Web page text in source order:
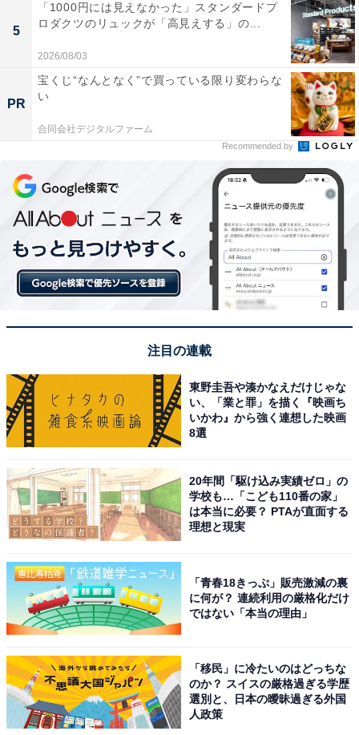
5
「1000円には見えなかった」スタンダードプ
ロダクツのリュックが「高見えする」の...
2026/08/03
PR
宝くじ“なんとなく”で買っている限り変わらな
い
合同会社デジタルファーム
Recommended by
注目の連載
東野圭吾や湊かなえだけじゃな
い、「業と罪」を描く『映画ち
いかわ』から強く連想した映画
8選
20年間「駆け込み実績ゼロ」の
学校も…「こども110番の家」
は本当に必要？ PTAが直面する
理想と現実
「青春18きっぷ」販売激減の裏
に何が？ 連続利用の厳格化だけ
ではない「本当の理由」
「移民」に冷たいのはどっちな
のか？ スイスの厳格過ぎる学歴
選別と、日本の曖昧過ぎる外国
人政策